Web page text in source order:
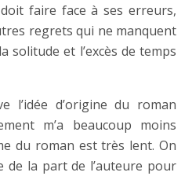
faire face à ses erreurs,
regrets qui ne manquent
solitude et l’excès de temps
l’idée d’origine du roman
m’a beaucoup moins
du roman est très lent. On
de la part de l’auteure pour